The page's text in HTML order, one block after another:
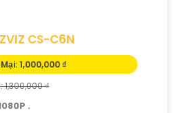
CS-C6N
1,000,000 ₫
1,300,000 ₫
.